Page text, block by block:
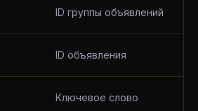
ID группы объявлений
ID объявления
Ключевое слово